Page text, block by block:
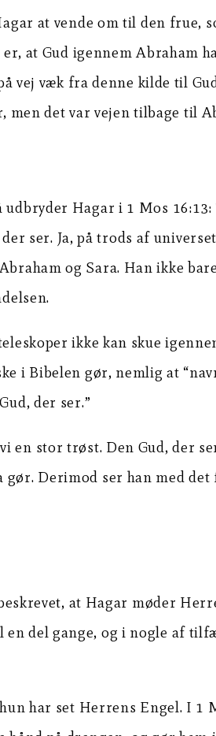
at vende om til den
at Gud igennem Abraham
væk fra denne kilde til
det var vejen tilbage til
Hagar i 1 Mos
ser. Ja, på trods af
og Sara. Han ikke
ikke kan skue
i Bibelen gør, nemlig at
der ser.”
en stor trøst. Den Gud, der
Derimod ser han med
at Hagar møder
en del gange, og i nogle af
har set Herrens Engel. I